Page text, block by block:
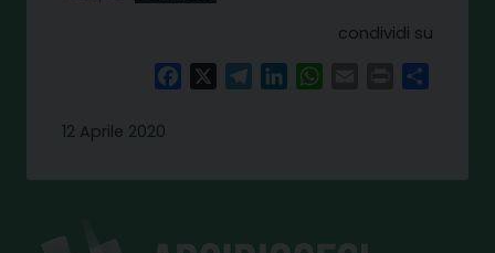
condividi su
FacebookTelegramLinkedInWhatsAppPrint
12 Aprile 2020